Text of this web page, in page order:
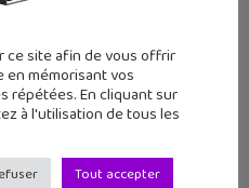
pour attraper
Écarlate
ce site afin de vous offrir
mémorisant vos
répétées. En cliquant sur
à l'utilisation de tous les
Tout accepter